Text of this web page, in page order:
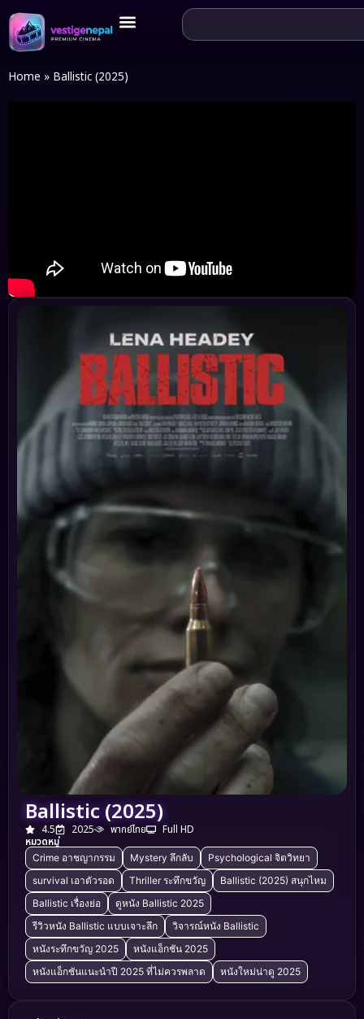
Home » Ballistic (2025)
Ballistic (2025)
4.5 2025 พากย์ไทย
Full HD
หมวดหมู่
Crime อาชญากรรม Mystery ลึกลับ
Psychological จิตวิทยา
survival เอาตัวรอด
Thriller ระทึกขวัญ
Ballistic (2025) สนุกไหม
Ballistic เรื่องย่อ
ดูหนัง Ballistic 2025
รีวิวหนัง Ballistic แบบเจาะลึก
วิจารณ์หนัง Ballistic
หนังระทึกขวัญ 2025
หนังแอ็กชัน 2025
หนังแอ็กชันแนะนำปี 2025 ที่ไม่ควรพลาด
หนังใหม่น่าดู 2025